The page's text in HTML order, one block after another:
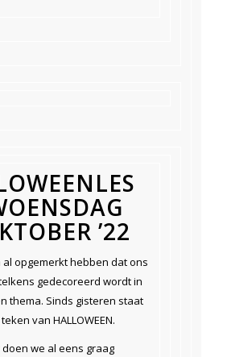
’22
al opgemerkt hebben dat ons
gedecoreerd wordt in
thema. Sinds gisteren staat
van HALLOWEEN.
doen we al eens graag